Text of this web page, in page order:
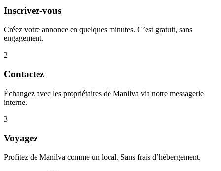
Inscrivez-vous
Créez votre annonce en quelques minutes. C’est gratuit, sans
engagement.
2
Contactez
Échangez avec les propriétaires de Manilva via notre messagerie
interne.
3
Voyagez
Profitez de Manilva comme un local. Sans frais d’hébergement.